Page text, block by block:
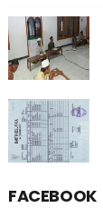
FACEBOOK